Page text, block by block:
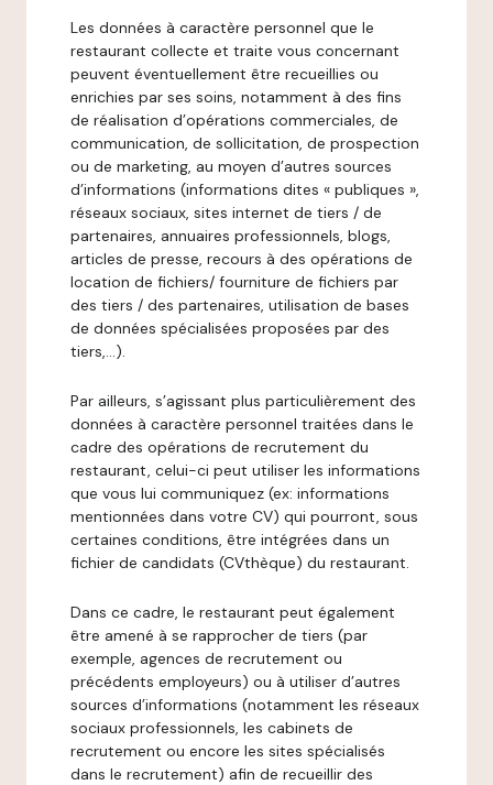
Les données à caractère personnel que le
restaurant collecte et traite vous concernant
peuvent éventuellement être recueillies ou
enrichies par ses soins, notamment à des fins
de réalisation d’opérations commerciales, de
communication, de sollicitation, de prospection
ou de marketing, au moyen d’autres sources
d’informations (informations dites « publiques »,
réseaux sociaux, sites internet de tiers / de
partenaires, annuaires professionnels, blogs,
articles de presse, recours à des opérations de
location de fichiers/ fourniture de fichiers par
des tiers / des partenaires, utilisation de bases
de données spécialisées proposées par des
tiers,…).
Par ailleurs, s’agissant plus particulièrement des
données à caractère personnel traitées dans le
cadre des opérations de recrutement du
restaurant, celui-ci peut utiliser les informations
que vous lui communiquez (ex: informations
mentionnées dans votre CV) qui pourront, sous
certaines conditions, être intégrées dans un
fichier de candidats (CVthèque) du restaurant.
Dans ce cadre, le restaurant peut également
être amené à se rapprocher de tiers (par
exemple, agences de recrutement ou
précédents employeurs) ou à utiliser d’autres
sources d’informations (notamment les réseaux
sociaux professionnels, les cabinets de
recrutement ou encore les sites spécialisés
dans le recrutement) afin de recueillir des